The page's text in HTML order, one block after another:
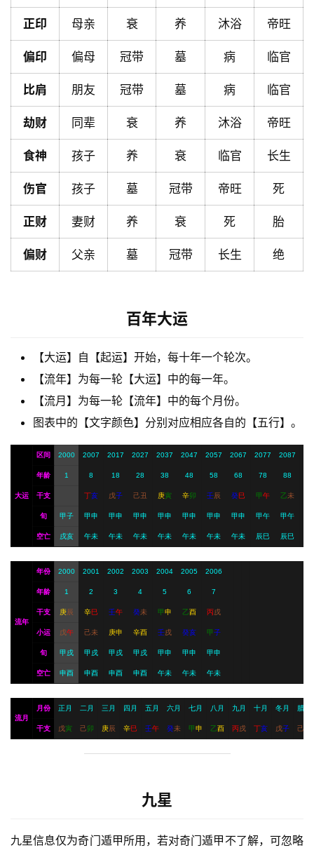
首
页
黄
占
卜
命
服
务
员
正印 母亲 衰 养 沐浴 帝旺
偏印 偏母 冠带 墓 病 临官
比肩 朋友 冠带 墓 病 临官
劫财 同辈 衰 养 沐浴 帝旺
食神 孩子 养 衰 临官 长生
伤官 孩子 墓 冠带 帝旺 死
正财 妻财 养 衰 死 胎
偏财 父亲 墓 冠带 长生 绝
百年大运
【大运】自【起运】开始，每十年一个轮次。
【流年】为每一轮【大运】中的每一年。
【流月】为每一轮【流年】中的每个月份。
图表中的【文字颜色】分别对应相应各自的【五行】。
大运
区间 2000 2007 2017 2027 2037 2047 2057 2067 2077 2087
年龄 1 8 18 28 38 48 58 68 78 88
干支 丁亥 戊子 己丑 庚寅 辛卯 壬辰 癸巳 甲午 乙未
旬 甲子 甲申 甲申 甲申 甲申 甲申 甲申 甲申 甲午 甲午
空亡 戌亥 午未 午未 午未 午未 午未 午未 午未 辰巳 辰巳
流年
年份 2000 2001 2002 2003 2004 2005 2006
年龄 1 2 3 4 5 6 7
干支 庚辰 辛巳 壬午 癸未 甲申 乙酉 丙戌
小运 戊午 己未 庚申 辛酉 壬戌 癸亥 甲子
旬 甲戌 甲戌 甲戌 甲戌 甲申 甲申 甲申
空亡 申酉 申酉 申酉 申酉 午未 午未 午未
流月
月份 正月 二月 三月 四月 五月 六月 七月 八月 九月 十月 冬月 腊月
干支 戊寅 己卯 庚辰 辛巳 壬午 癸未 甲申 乙酉 丙戌 丁亥 戊子 己
九星
九星信息仅为奇门遁甲所用，若对奇门遁甲不了解，可忽略